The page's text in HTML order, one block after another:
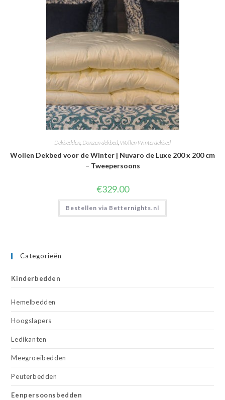
Dekbedden Donzen dekbed Wollen Winterdekbed
Wollen Dekbed voor de Winter | Nuvaro de Luxe 200 x 200 cm
– Tweepersoons
€329.00
Bestellen via Betternights.nl
Categorieën
Kinderbedden
Hemelbedden
Hoogslapers
Ledikanten
Meegroeibedden
Peuterbedden
Eenpersoonsbedden